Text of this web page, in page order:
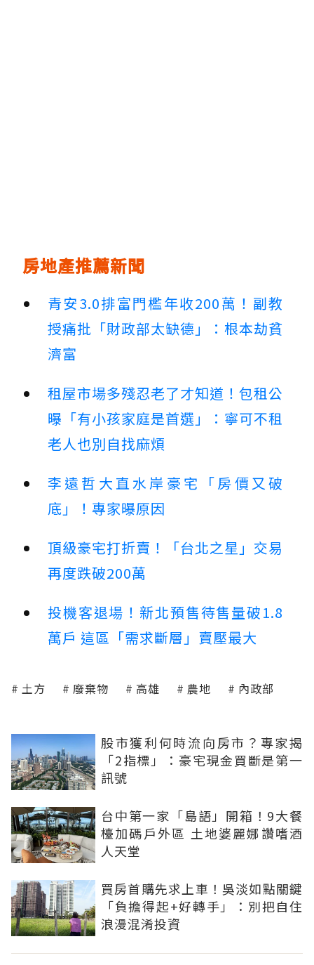
房地產推薦新聞
青安3.0排富門檻年收200萬！副教
授痛批「財政部太缺德」：根本劫貧
濟富
租屋市場多殘忍老了才知道！包租公
曝「有小孩家庭是首選」：寧可不租
老人也別自找麻煩
李遠哲大直水岸豪宅「房價又破
底」！專家曝原因
頂級豪宅打折賣！「台北之星」交易
再度跌破200萬
投機客退場！新北預售待售量破1.8
萬戶 這區「需求斷層」賣壓最大
土方 廢棄物 高雄 農地 內政部
股市獲利何時流向房市？專家揭
「2指標」：豪宅現金買斷是第一
訊號
台中第一家「島語」開箱！9大餐
檯加碼戶外區 土地婆麗娜讚嗜酒
人天堂
買房首購先求上車！吳淡如點關鍵
「負擔得起+好轉手」：別把自住
浪漫混淆投資